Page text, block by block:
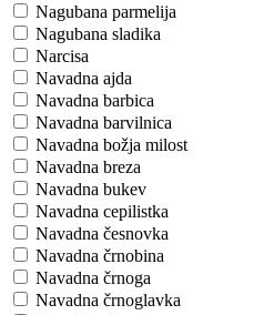
Nagubana parmelija
Nagubana sladika
Narcisa
Navadna ajda
Navadna barbica
Navadna barvilnica
Navadna božja milost
Navadna breza
Navadna bukev
Navadna cepilistka
Navadna česnovka
Navadna črnobina
Navadna črnoga
Navadna črnoglavka